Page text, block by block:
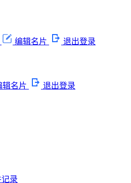
编辑名片 退出登录
辑名片 退出登录
录